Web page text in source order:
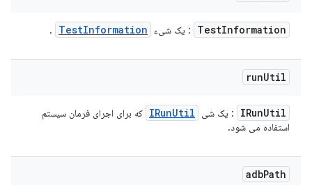
TestInformation : یک شیء TestInformation
.
runUtil
IRunUtil : یک شی IRunUtil
که برای اجرای فرمان سیستم
استفاده می شود.
adbPath